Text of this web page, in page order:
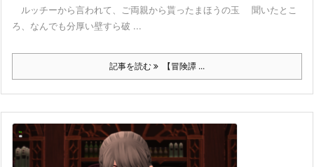
ルッチーから言われて、ご両親から貰ったまほうの玉 聞いたとこ
ろ、なんでも分厚い壁すら破 ...
記事を読む 【冒険譚 ...